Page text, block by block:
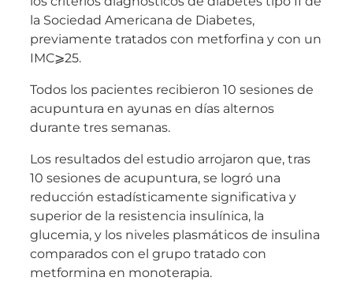
la Sociedad Americana de Diabetes,
previamente tratados con metforfina y con un
IMC⩾25.
Todos los pacientes recibieron 10 sesiones de
acupuntura en ayunas en días alternos
durante tres semanas.
Los resultados del estudio arrojaron que, tras
10 sesiones de acupuntura, se logró una
reducción estadísticamente significativa y
superior de la resistencia insulínica, la
glucemia, y los niveles plasmáticos de insulina
comparados con el grupo tratado con
metformina en monoterapia.